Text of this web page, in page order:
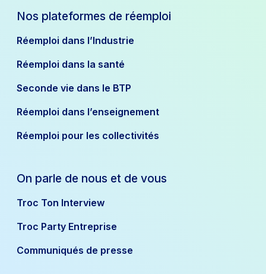
Nos plateformes de réemploi
Réemploi dans l’Industrie
Réemploi dans la santé
Seconde vie dans le BTP
Réemploi dans l’enseignement
Réemploi pour les collectivités
On parle de nous et de vous
Troc Ton Interview
Troc Party Entreprise
Communiqués de presse